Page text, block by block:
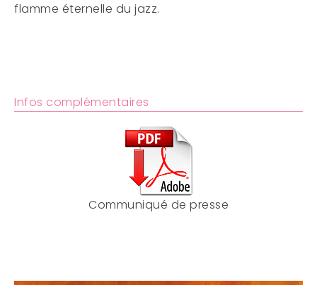
flamme éternelle du jazz.
Infos complémentaires
Communiqué de presse